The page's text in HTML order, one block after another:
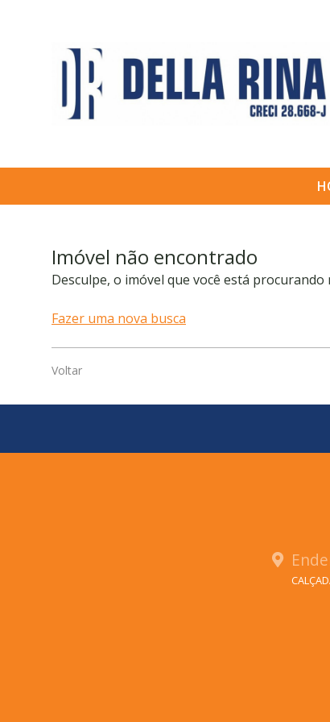
Imóvel não encontrado
Desculpe, o imóvel que você está
Fazer uma nova busca
Voltar